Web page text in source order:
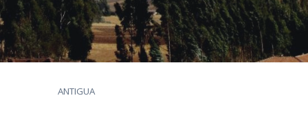
ANTIGUA